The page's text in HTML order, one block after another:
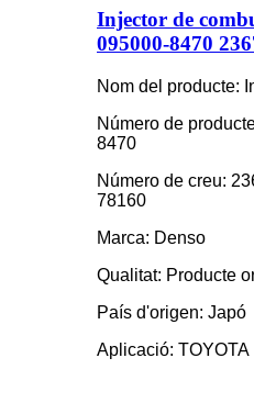
Injector de
095000-8470
Nom del producte:
Número de
8470
Número de creu:
78160
Marca: Denso
Qualitat: Producte
País d'origen: Japó
Aplicació: TOYOTA